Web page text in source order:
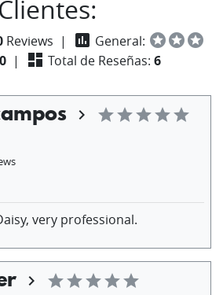
Clientes:
Reviews | insert_chart General: starsstarsstars
| dashboard Total de Reseñas: 6
chevron_right starstarstarstarstar
very professional.
chevron_right starstarstarstarstar